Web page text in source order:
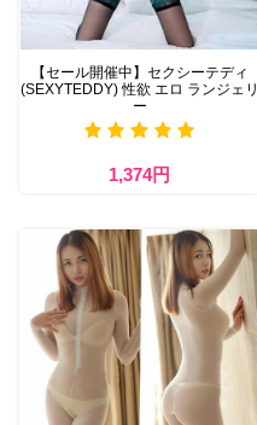
【セール開催中】セクシーテディ
(SEXYTEDDY) 性欲 エロ ランジェリ
ー
1,374円